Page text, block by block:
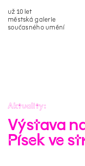
už 10 let
městská galerie
současného umění
Aktuality
Výstava
Písek ve